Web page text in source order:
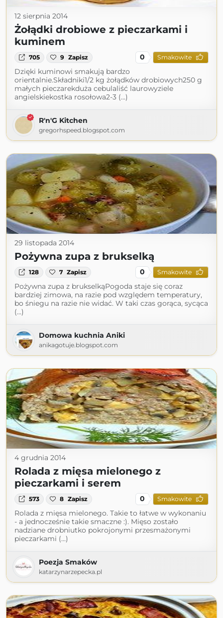
12 sierpnia 2014
Żołądki drobiowe z pieczarkami i
kuminem
705 9 Zapisz 0 Smakowite
Dzięki kuminowi smakują bardzo
orientalnie.Składniki1/2 kg żołądków drobiowych250 g
małych pieczarekduża cebulaliść laurowyziele
angielskiekostka rosołowa2-3 (...)
R'n'G Kitchen
gregorhspeed.blogspot.com
29 listopada 2014
Pożywna zupa z brukselką
128 7 Zapisz 0 Smakowite
Pożywna zupa z brukselkąPogoda staje się coraz
bardziej zimowa, na razie pod względem temperatury,
bo śniegu na razie nie widać. W taki czas gorąca, sycąca
(...)
Domowa kuchnia Aniki
anikagotuje.blogspot.com
4 grudnia 2014
Rolada z mięsa mielonego z
pieczarkami i serem
573 8 Zapisz 0 Smakowite
Rolada z mięsa mielonego. Takie to łatwe w wykonaniu
- a jednocześnie takie smaczne :). Mięso zostało
nadziane drobniutko pokrojonymi przesmażonymi
pieczarkami (...)
Poezja Smaków
katarzynarzepecka.pl